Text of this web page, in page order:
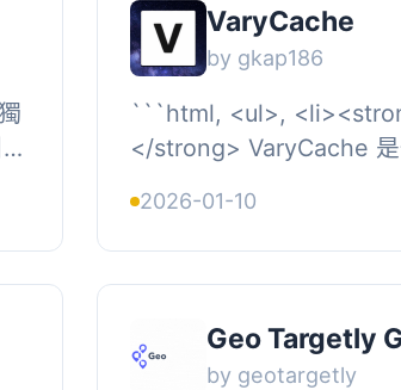
VaryCache
by gkap186
```html, <ul>,
</strong> VaryCache
性化結合在一起...
2026-01-10
Geo Targetly
by geotargetly